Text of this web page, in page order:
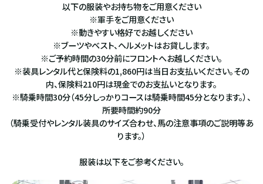
以下の服装やお持ち物をご用意ください
※軍手をご用意ください
※動きやすい格好でお越しください
※ブーツやベスト、ヘルメットはお貸しします。
※ご予約時間の30分前にフロントへお越しください。
※装具レンタル代と保険料の1,860円は当日お支払いください。その
内、保険料210円は現金でのお支払いとなります。
※騎乗時間30分（45分しっかりコースは騎乗時間45分となります。）、
所要時間約90分
（騎乗受付やレンタル装具のサイズ合わせ、馬の注意事項のご説明等あ
ります。）
服装は以下をご参考ください。